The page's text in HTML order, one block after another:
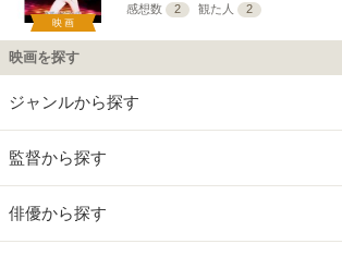
映画
感想数 2 観た人 2
映画を探す
ジャンルから探す
監督から探す
俳優から探す